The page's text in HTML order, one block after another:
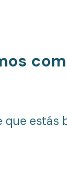
estás